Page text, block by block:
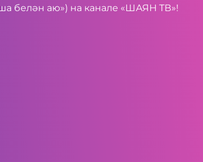
белән аю») на канале «ШАЯН ТВ»!